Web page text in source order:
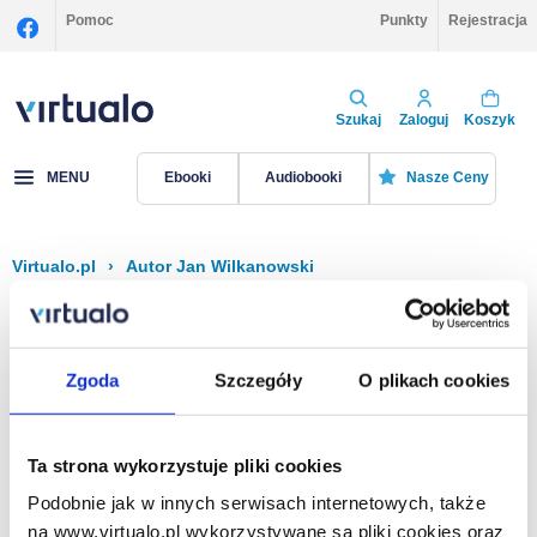
Zgoda Szczegóły O plikach cookies
Ta strona wykorzystuje pliki cookies
Podobnie jak w innych serwisach internetowych, także
na www.virtualo.pl wykorzystywane są pliki cookies oraz
Pomoc Punkty Rejestracja
Szukaj Zaloguj Koszyk
MENU Ebooki Audiobooki Nasze Ceny
Virtualo.pl › Autor Jan Wilkanowski
Filtruj Sortuj
Na stronie